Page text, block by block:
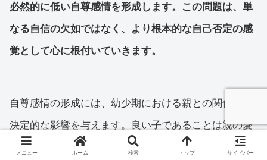
必然的に低い自尊感情を形成します。この問題は、単
なる自信の欠如ではなく、より根本的な自己否定の感
覚として心に根付いていきます。
自尊感情の形成には、幼少期における親との関係性が
決定的な影響を与えます。良い子であることは親の愛
情と結びつき、悪い子は不安と結びつくという基本的
メニュー ホーム 検索 トップ サイドバー